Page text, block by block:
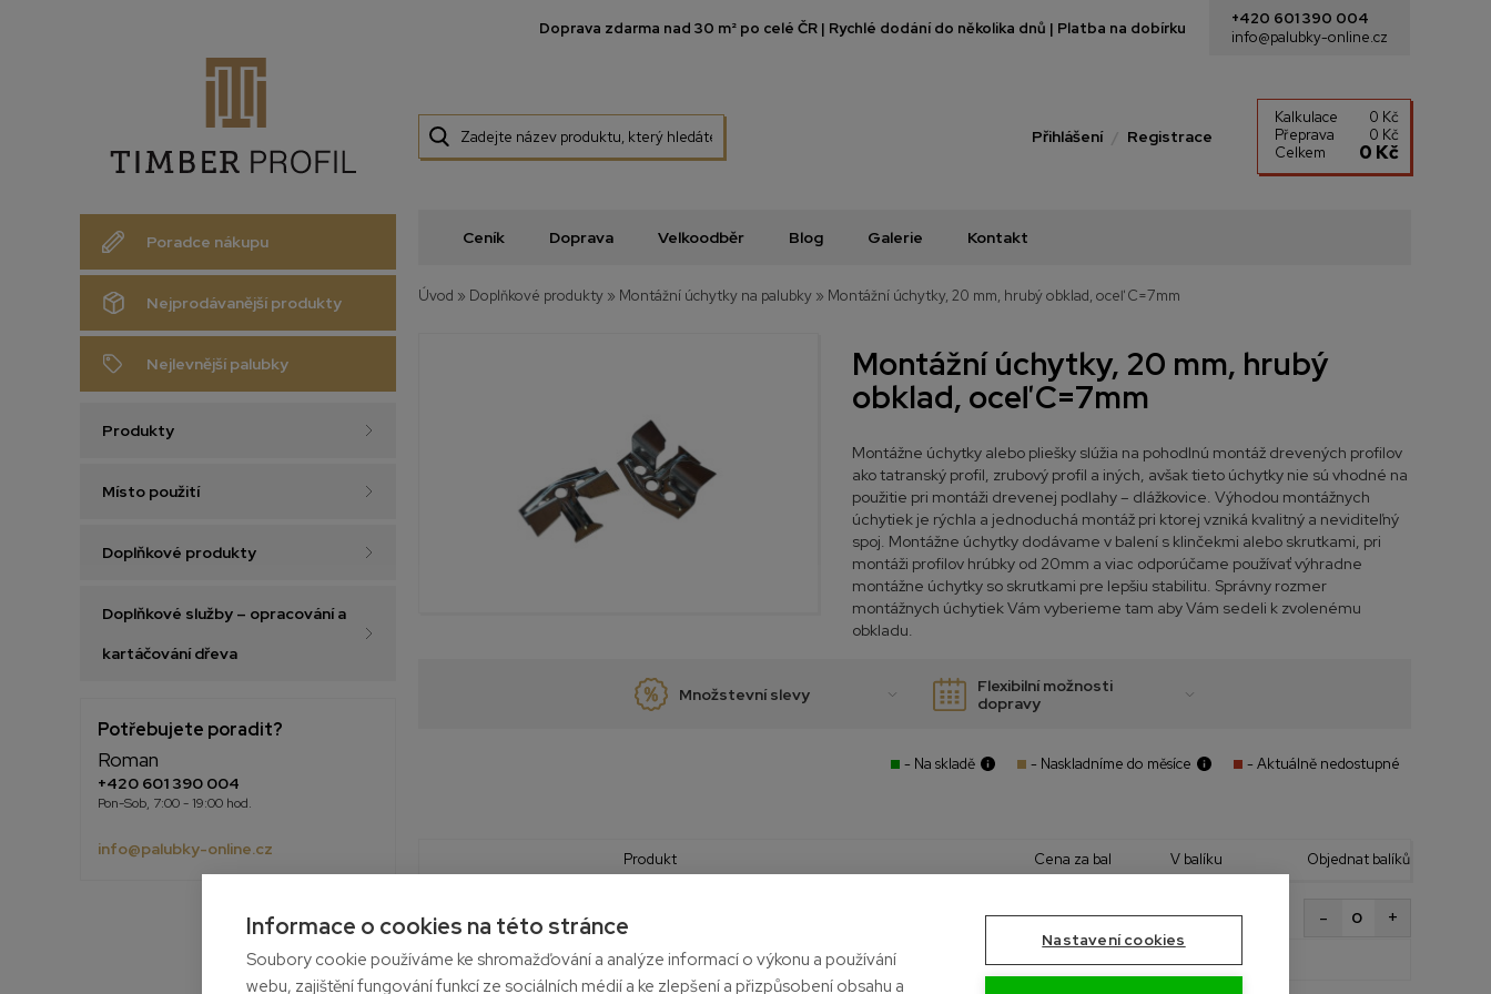
Poradce nákupu
Doprava zdarma nad 30 m² po celé ČR | Rychlé dodání do několika dnů | Platba na dobírku
+420 601 390 004
info@palubky-online.cz
Přihlášení Registrace
Kalkulace
0 Kč
Přeprava
0 Kč
Celkem
0 Kč
Ceník Doprava Velkoodběr Blog Galerie Kontakt
Nejprodávanější produkty
Nejlevnější palubky
Produkty
Místo použití
Doplňkové produkty
Doplňkové služby – opracování a
kartáčování dřeva
Potřebujete poradit?
Roman
+420 601 390 004
Pon-Sob, 7:00 - 19:00 hod.
info@palubky-online.cz
Úvod » Doplňkové produkty » Montážní úchytky na palubky » Montážní úchytky, 20 mm, hrubý obklad, oceľ C=7mm
Montážní úchytky, 20 mm, hrubý
obklad, oceľ C=7mm
Montážne úchytky alebo pliešky slúžia na pohodlnú montáž drevených profilov
ako tatranský profil, zrubový profil a iných, avšak tieto úchytky nie sú vhodné na
použitie pri montáži drevenej podlahy – dlážkovice. Výhodou montážnych
úchytiek je rýchla a jednoduchá montáž pri ktorej vzniká kvalitný a neviditeľný
spoj. Montážne úchytky dodávame v balení s klinčekmi alebo skrutkami, pri
montáži profilov hrúbky od 20mm a viac odporúčame používať výhradne
montážne úchytky so skrutkami pre lepšiu stabilitu. Správny rozmer
montážnych úchytiek Vám vyberieme tam aby Vám sedeli k zvolenému
obkladu.
Množstevní slevy
Flexibilní možnosti
dopravy
- Na skladě - Naskladníme do měsíce - Aktuálně nedostupné
Produkt Cena za bal V balíku Objednat balíků
20 mm hrubý obklad 96 Kčs DPH 40 ks so skrutkami +
-
Informace o cookies na této stránce
Soubory cookie používáme ke shromažďování a analýze informací o výkonu a používání
webu, zajištění fungování funkcí ze sociálních médií a ke zlepšení a přizpůsobení obsahu a
Nastavení cookies